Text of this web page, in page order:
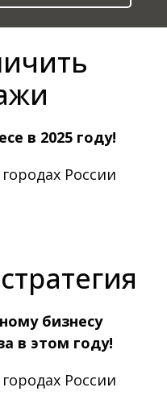
в 2025 году!
России
бизнесу
в этом году!
России